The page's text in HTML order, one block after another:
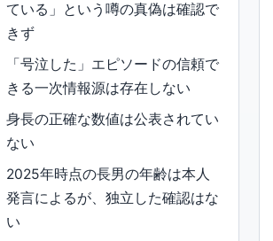
ている」という噂の真偽は確認で
きず
「号泣した」エピソードの信頼で
きる一次情報源は存在しない
身長の正確な数値は公表されてい
ない
2025年時点の長男の年齢は本人
発言によるが、独立した確認はな
い